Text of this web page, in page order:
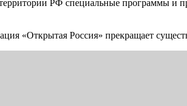
РФ специальные программы и
«Открытая Россия» прекращает